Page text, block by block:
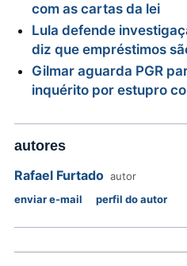
com as cartas da lei
Lula defende
diz que empréstimos
Gilmar aguarda PGR
inquérito por estupro
autores
Rafael Furtado autor
enviar e-mail
perfil do autor